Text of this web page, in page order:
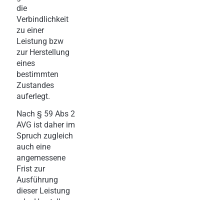
die
Verbindlichkeit
zu einer
Leistung bzw
zur Herstellung
eines
bestimmten
Zustandes
auferlegt.
Nach § 59 Abs 2
AVG ist daher im
Spruch zugleich
auch eine
angemessene
Frist zur
Ausführung
dieser Leistung